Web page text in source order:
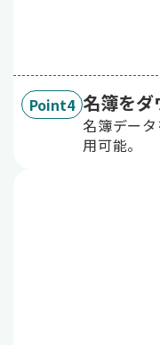
Point4 名簿をダ
名簿デー
用可能。